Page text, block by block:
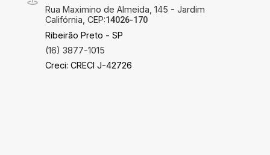
Rua Maximino de Almeida, 145 - Jardim
Califórnia, CEP:14026-170
Ribeirão Preto - SP
(16) 3877-1015
Creci: CRECI J-42726